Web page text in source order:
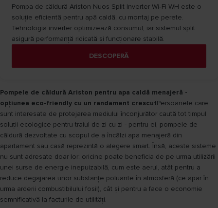
Pompa de căldură Ariston Nuos Split Inverter Wi‑Fi WH este o
soluție eficientă pentru apă caldă, cu montaj pe perete.
Tehnologia inverter optimizează consumul, iar sistemul split
asigură performanță ridicată și funcționare stabilă.
DESCOPERĂ
Pompele de căldură Ariston pentru apa caldă menajeră -
opțiunea eco-friendly cu un randament crescutPersoanele care
sunt interesate de protejarea mediului înconjurător caută tot timpul
soluții ecologice pentru traiul de zi cu zi - pentru ei, pompele de
căldură dezvoltate cu scopul de a încălzi apa menajeră din
apartament sau casă reprezintă o alegere smart. Însă, aceste sisteme
nu sunt adresate doar lor: oricine poate beneficia de pe urma utilizării
unei surse de energie inepuizabilă, cum este aerul, atât pentru a
reduce degajarea unor substanțe poluante în atmosferă (ce apar în
urma arderii combustibilului fosil), cât și pentru a face o economie
semnificativă la facturile de utilități.